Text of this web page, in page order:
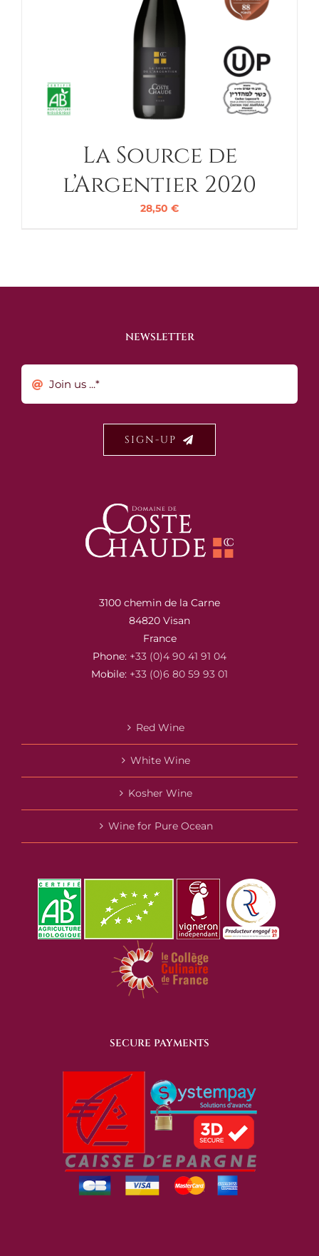
La Source de
l’Argentier 2020
28,50 €
NEWSLETTER
SIGN-UP
3100 chemin de la Carne
84820 Visan
France
Phone: +33 (0)4 90 41 91 04
Mobile: +33 (0)6 80 59 93 01
Red Wine
White Wine
Kosher Wine
Wine for Pure Ocean
SECURE PAYMENTS